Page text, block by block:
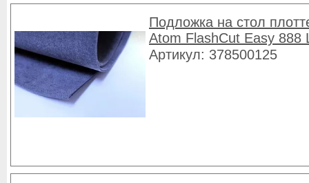
Подложка на стол
Atom FlashCut Easy 888
Артикул: 378500125